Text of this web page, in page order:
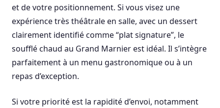
et de votre positionnement. Si vous visez une
expérience très théâtrale en salle, avec un dessert
clairement identifié comme “plat signature”, le
soufflé chaud au Grand Marnier est idéal. Il s’intègre
parfaitement à un menu gastronomique ou à un
repas d’exception.
Si votre priorité est la rapidité d’envoi, notamment